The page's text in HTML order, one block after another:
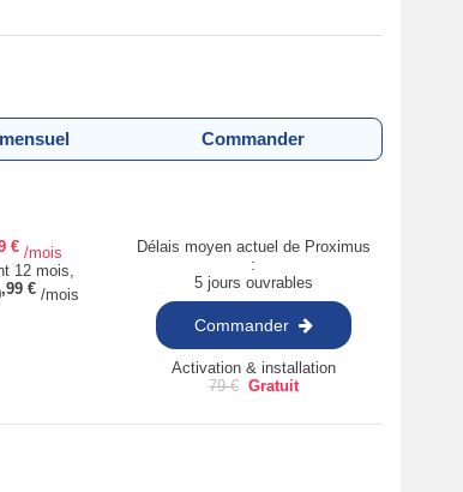
Commander
€ /mois
12 mois,
,99 €/mois
Délais moyen actuel de Proximus
:
5 jours ouvrables
Commander
Activation & installation
79€ Gratuit